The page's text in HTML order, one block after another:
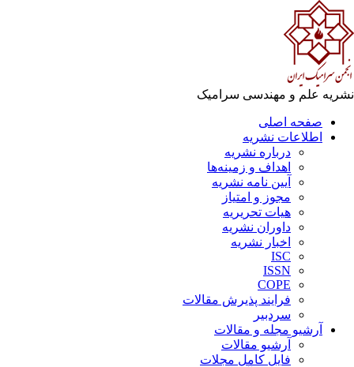
علم و مهندسی سرامیک
صفحه اصلی
اطلاعات نشریه
درباره نشریه
اهداف و زمینه‌ها
آیین نامه نشریه
مجوز و امتیاز
هیات تحریریه
داوران نشریه
اخبار نشریه
ISC
ISSN
COPE
فرایند پذیرش مقالات
سردبیر
آرشیو مجله و مقالات
آرشیو مقالات
فایل کامل مجلات